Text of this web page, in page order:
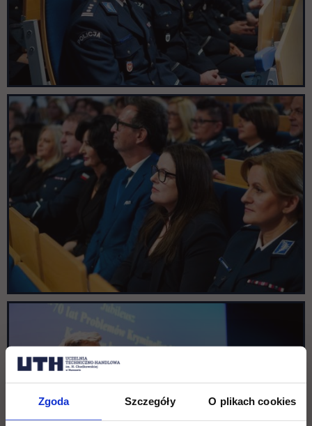
Zgoda Szczegóły O plikach cookies